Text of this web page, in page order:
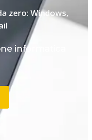
zero: Windows,
informatica